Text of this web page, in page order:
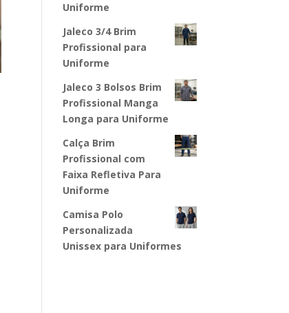
Uniforme
Jaleco 3/4 Brim
Profissional para
Uniforme
Jaleco 3 Bolsos Brim
Profissional Manga
Longa para Uniforme
Calça Brim
Profissional com
Faixa Refletiva Para
Uniforme
Camisa Polo
Personalizada
Unissex para Uniformes